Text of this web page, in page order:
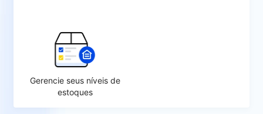
Gerencie seus níveis de
estoques